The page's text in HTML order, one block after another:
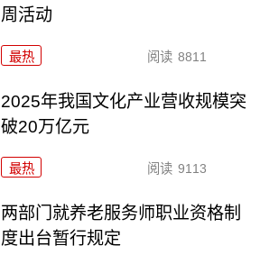
周活动
最热 阅读 8811
2025年我国文化产业营收规模突
破20万亿元
最热 阅读 9113
两部门就养老服务师职业资格制
度出台暂行规定